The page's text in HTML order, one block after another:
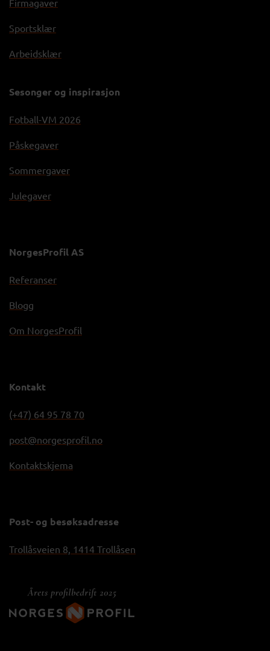
Sportsklær
Arbeidsklær
Sesonger og inspirasjon
Fotball-VM 2026
Påskegaver
Sommergaver
Julegaver
NorgesProfil AS
Referanser
Blogg
Om NorgesProfil
Kontakt
(+47) 64 95 78 70
post@norgesprofil.no
Kontaktskjema
Post- og besøksadresse
Trollåsveien 8, 1414 Trollåsen